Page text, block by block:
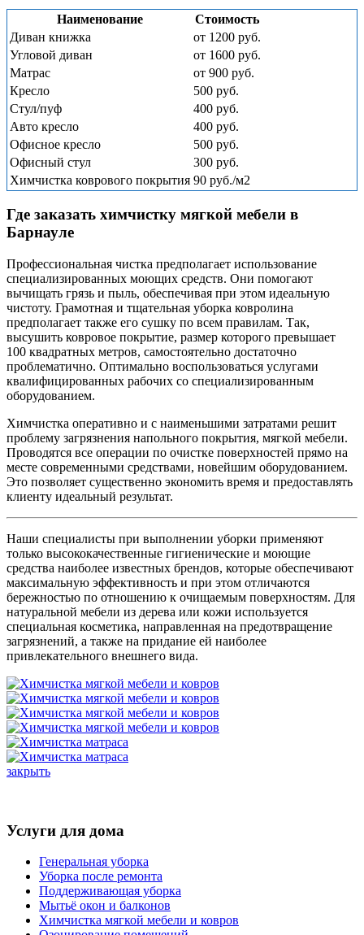
Наименование
Стоимость
Диван книжка
от 1200 руб.
Угловой диван
от 1600 руб.
Матрас
от 900 руб.
Кресло
500 руб.
Стул/пуф
400 руб.
Авто кресло
400 руб.
Офисное кресло
500 руб.
Офисный стул
300 руб.
Химчистка коврового покрытия 90 руб./м2
Где заказать химчистку мягкой мебели в
Барнауле
Профессиональная чистка предполагает использование
специализированных моющих средств. Они помогают
вычищать грязь и пыль, обеспечивая при этом идеальную
чистоту. Грамотная и тщательная уборка ковролина
предполагает также его сушку по всем правилам. Так,
высушить ковровое покрытие, размер которого превышает
100 квадратных метров, самостоятельно достаточно
проблематично. Оптимально воспользоваться услугами
квалифицированных рабочих со специализированным
оборудованием.
Химчистка оперативно и с наименьшими затратами решит
проблему загрязнения напольного покрытия, мягкой мебели.
Проводятся все операции по очистке поверхностей прямо на
месте современными средствами, новейшим оборудованием.
Это позволяет существенно экономить время и предоставлять
клиенту идеальный результат.
Наши специалисты при выполнении уборки применяют
только высококачественные гигиенические и моющие
средства наиболее известных брендов, которые обеспечивают
максимальную эффективность и при этом отличаются
бережностью по отношению к очищаемым поверхностям. Для
натуральной мебели из дерева или кожи используется
специальная косметика, направленная на предотвращение
загрязнений, а также на придание ей наиболее
привлекательного внешнего вида.
закрыть
Услуги для дома
Генеральная уборка
Уборка после ремонта
Поддерживающая уборка
Мытьё окон и балконов
Химчистка мягкой мебели и ковров